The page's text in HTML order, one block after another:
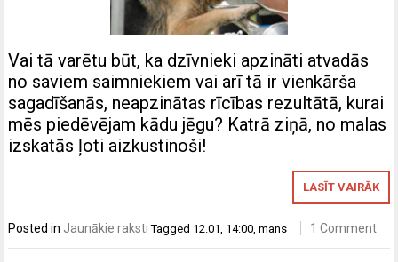
Vai tā varētu būt, ka dzīvnieki apzināti atvadās
no saviem saimniekiem vai arī tā ir vienkārša
sagadīšanās, neapzinātas rīcības rezultātā, kurai
mēs piedēvējam kādu jēgu? Katrā ziņā, no malas
izskatās ļoti aizkustinoši!
LASĪT VAIRĀK
Posted in Jaunākie raksti Tagged 12.01, 14:00,mans 1 Comment